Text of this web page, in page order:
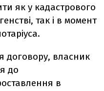
як у кадастрового
так і в момент
договору, власник
до
в